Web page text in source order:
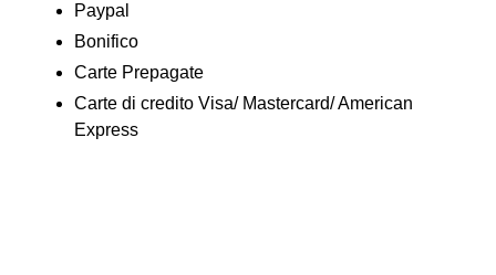
Paypal
Bonifico
Carte Prepagate
Carte di credito Visa/ Mastercard/ American
Express